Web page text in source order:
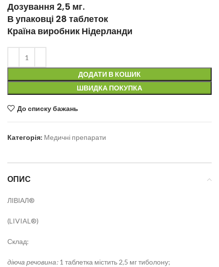
Дозування 2,5 мг.
В упаковці 28 таблеток
Країна виробник Нідерланди
ДОДАТИ В КОШИК
ШВИДКА ПОКУПКА
До списку бажань
Категорія: Медичні препарати
ОПИС
ЛІВІАЛ®
(LIVIAL®)
Склад:
діюча речовина: 1 таблетка містить 2,5 мг тиболону;